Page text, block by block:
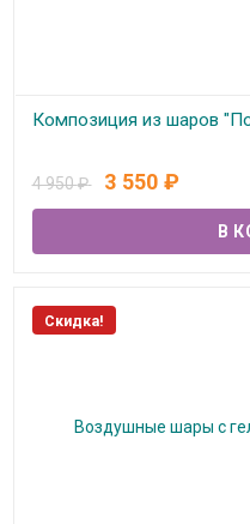
Композиция из шаров
4 950₽ 3 550 ₽
Скидка!